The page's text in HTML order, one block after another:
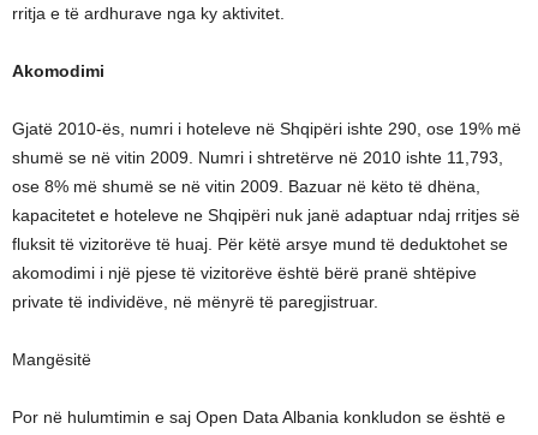
rritja e të ardhurave nga ky aktivitet.
Akomodimi
Gjatë 2010-ës, numri i hoteleve në Shqipëri ishte 290, ose 19% më
shumë se në vitin 2009. Numri i shtretërve në 2010 ishte 11,793,
ose 8% më shumë se në vitin 2009. Bazuar në këto të dhëna,
kapacitetet e hoteleve ne Shqipëri nuk janë adaptuar ndaj rritjes së
fluksit të vizitorëve të huaj. Për këtë arsye mund të deduktohet se
akomodimi i një pjese të vizitorëve është bërë pranë shtëpive
private të individëve, në mënyrë të paregjistruar.
Mangësitë
Por në hulumtimin e saj Open Data Albania konkludon se është e